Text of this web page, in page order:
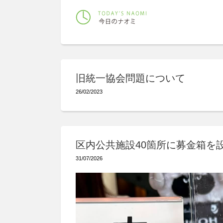
旧統一協会問題について
26/02/2023
区内公共施設40箇所に募金箱を
31/07/2026